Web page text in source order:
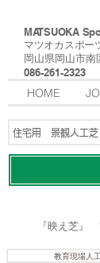
MATSUOKA
マツオカスポー
岡山県岡山市南
​086-261-2323
HOME
教育現場人
住宅用 景観人工芝
『映え芝』